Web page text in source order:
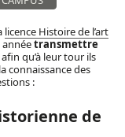
licence Histoire de l’art
annéetransmettre
qu’à leur tour ils
connaissance des
:
de